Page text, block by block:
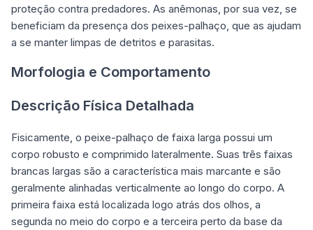
proteção contra predadores. As anêmonas, por sua vez, se
beneficiam da presença dos peixes-palhaço, que as ajudam
a se manter limpas de detritos e parasitas.
Morfologia e Comportamento
Descrição Física Detalhada
Fisicamente, o peixe-palhaço de faixa larga possui um
corpo robusto e comprimido lateralmente. Suas três faixas
brancas largas são a característica mais marcante e são
geralmente alinhadas verticalmente ao longo do corpo. A
primeira faixa está localizada logo atrás dos olhos, a
segunda no meio do corpo e a terceira perto da base da